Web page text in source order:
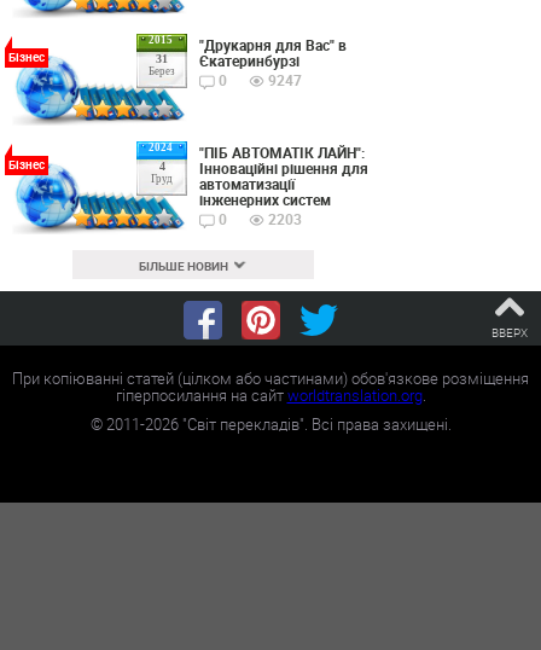
2015
31
Берез
Бізнес
"Друкарня для Вас" в
Єкатеринбурзі
0
9247
2024
4
Груд
Бізнес
"ПІБ АВТОМАТІК ЛАЙН":
Інноваційні рішення для
автоматизації
інженерних систем
0
2203
БІЛЬШЕ НОВИН
ВВЕРХ
При копіюванні статей (цілком або частинами) обов'язкове розміщення
гіперпосилання на сайтworldtranslation.org.
©2011-2026"Світ перекладів". Всі права захищені.